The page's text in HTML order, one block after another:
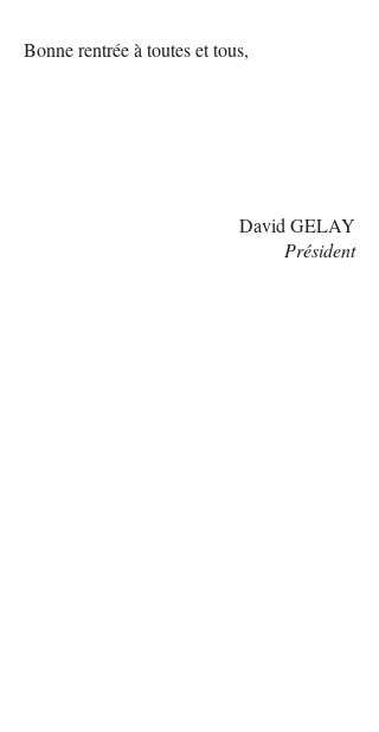
Bonne rentrée à toutes et tous,
David GELAY
Président